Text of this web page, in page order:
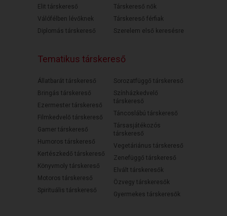
Elit társkereső
Válófélben lévőknek
Diplomás társkereső
Társkereső nők
Társkereső férfiak
Szerelem első keresésre
Tematikus társkereső
Állatbarát társkereső
Bringás társkereső
Ezermester társkereső
Filmkedvelő társkereső
Gamer társkereső
Humoros társkereső
Kertészkedő társkereső
Könyvmoly társkereső
Motoros társkereső
Spirituális társkereső
Sorozatfüggő társkereső
Színházkedvelő
társkereső
Táncoslábú társkereső
Társasjátékozós
társkereső
Vegetáriánus társkereső
Zenefüggő társkereső
Elvált társkeresők
Özvegy társkeresők
Gyermekes társkeresők